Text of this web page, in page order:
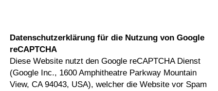
Datenschutzerklärung für die Nutzung von Google
reCAPTCHA
Diese Website nutzt den Google reCAPTCHA Dienst
(Google Inc., 1600 Amphitheatre Parkway Mountain
View, CA 94043, USA), welcher die Website vor Spam